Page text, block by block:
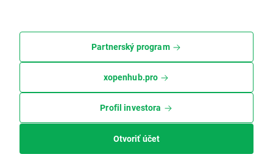
Partnerský program
xopenhub.pro
Profil investora
Otvoriť účet